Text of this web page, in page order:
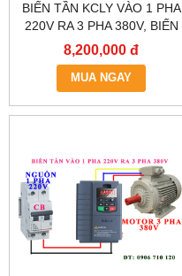
BIẾN TẦN KCLY VÀO 1 PHA
220V RA 3 PHA 380V, BIẾN
TẦN KCLY KOC600-011GT3-
B
8,200,000 đ
MUA NGAY